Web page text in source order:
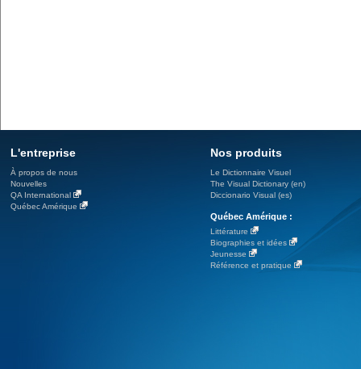
L'entreprise
À propos de nous
Nouvelles
QA International
Québec Amérique
Nos produits
Le Dictionnaire Visuel
The Visual Dictionary (en)
Diccionario Visual (es)
Québec Amérique :
Littérature
Biographies et idées
Jeunesse
Référence et pratique